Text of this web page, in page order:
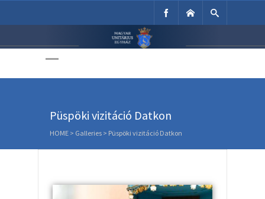
Unitárius Egyház
Püspöki vizitáció Datkon
HOME > Galleries > Püspöki vizitáció Datkon